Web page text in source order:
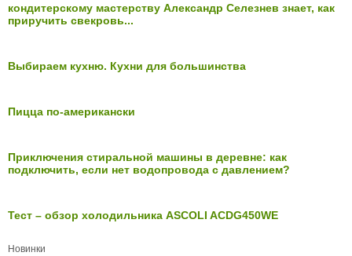
кондитерскому мастерству Александр Селезнев знает, как
приручить свекровь...
Выбираем кухню. Кухни для большинства
Пицца по-американски
Приключения стиральной машины в деревне: как
подключить, если нет водопровода с давлением?
Тест – обзор холодильника ASCOLI ACDG450WE
Новинки